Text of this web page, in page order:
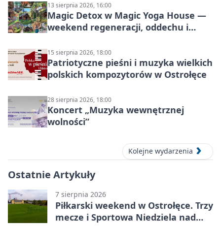
Mazowsza do Korony”
13 sierpnia 2026, 16:00
Magic Detox w Magic Yoga House —
weekend regeneracji, oddechu i
15 sierpnia 2026, 18:00
Patriotyczne pieśni i muzyka wielkich
polskich kompozytorów w Ostrołęce
28 sierpnia 2026, 18:00
Koncert „Muzyka wewnętrznej
wolności”
Kolejne wydarzenia
Ostatnie Artykuły
7 sierpnia 2026
Piłkarski weekend w Ostrołęce. Trzy
mecze i Sportowa Niedziela nad